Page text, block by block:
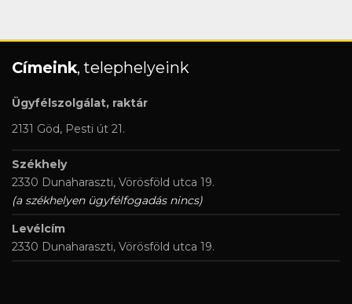
Címeink, telephelyeink
Ügyfélszolgálat, raktár
2131 Göd, Pesti út 21.
Székhely
2330 Dunaharaszti, Vörösföld utca 19.
(a székhelyen ügyfélfogadás nincs)
Levélcím
2330 Dunaharaszti, Vörösföld utca 19.